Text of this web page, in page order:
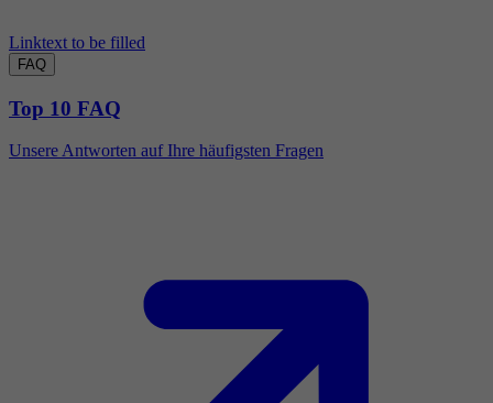
Linktext to be filled
FAQ
Top 10 FAQ
Unsere Antworten auf Ihre häufigsten Fragen